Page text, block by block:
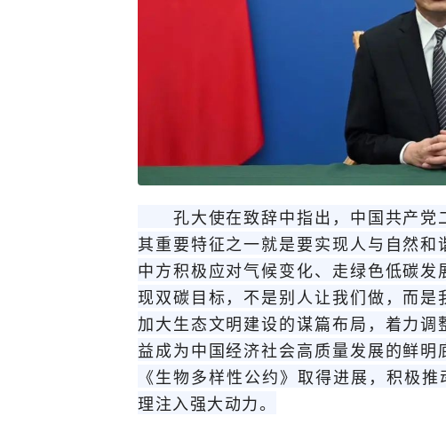
孔大使在致辞中指出，中国共产党
其重要特征之一就是要实现人与自然
中方积极应对气候变化、走绿色低碳
现双碳目标，不是别人让我们做，而
加大生态文明建设的谋篇布局，着力
益成为中国经济社会高质量发展的鲜
《生物多样性公约》取得进展，积极
理注入强大动力。